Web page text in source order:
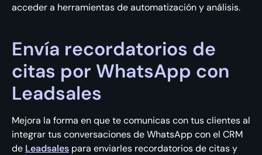
acceder a herramientas de automatización y análisis.
Envía recordatorios de
citas por WhatsApp con
Leadsales
Mejora la forma en que te comunicas con tus clientes al
integrar tus conversaciones de WhatsApp con el CRM
de Leadsales para enviarles recordatorios de citas y